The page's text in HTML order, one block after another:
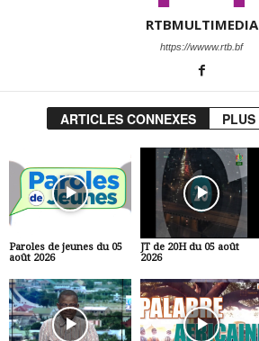
RTBMULTIMEDIA
https://wwww.rtb.bf
ARTICLES CONNEXES
Paroles de jeunes du 05
août 2026
JT de 20H du 05 août
2026